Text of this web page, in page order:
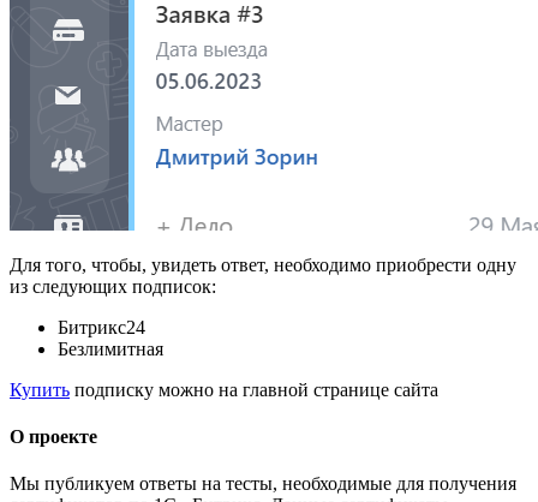
Для того, чтобы, увидеть ответ, необходимо приобрести одну
из следующих подписок:
Битрикс24
Безлимитная
Купить подписку можно на главной странице сайта
О проекте
Мы публикуем ответы на тесты, необходимые для получения